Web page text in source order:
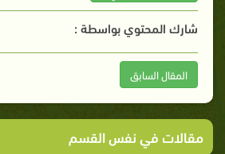
شارك المحتوي بواسطة :
المقال السابق
مقالات في نفس القسم